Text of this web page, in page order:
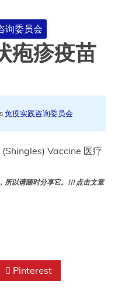
询委员会
疱疹疫苗
免疫实践咨询委员会
Vaccine 医疗
所以请随时分享它。!!! 点击文章
Pinterest